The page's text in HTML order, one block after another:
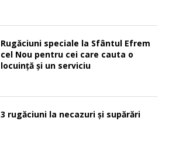
Rugăciuni speciale la Sfântul Efrem
cel Nou pentru cei care cauta o
locuinţă şi un serviciu
3 rugăciuni la necazuri și supărări